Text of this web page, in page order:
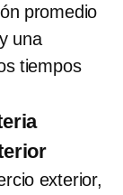
promedio
una
tiempos
exterior,